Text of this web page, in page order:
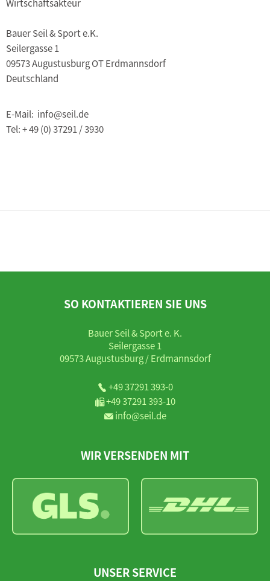
Wirtschaftsakteur
Bauer Seil & Sport e.K.
Seilergasse 1
09573 Augustusburg OT Erdmannsdorf
Deutschland
E-Mail: info@seil.de
Tel: + 49 (0) 37291 / 3930
SO KONTAKTIEREN SIE UNS
Bauer Seil & Sport e. K.
Seilergasse 1
09573 Augustusburg / Erdmannsdorf
+49 37291 393-0
+49 37291 393-10
info@seil.de
WIR VERSENDEN MIT
UNSER SERVICE